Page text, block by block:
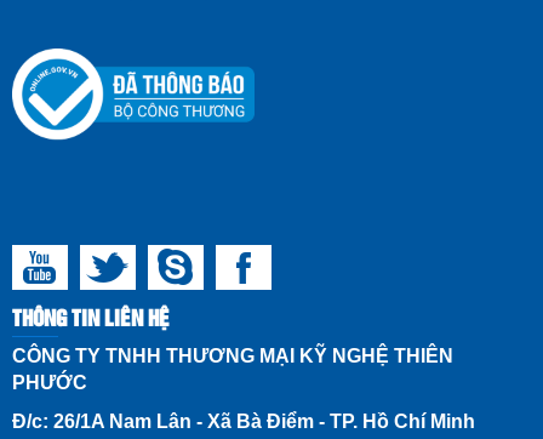
THÔNG TIN LIÊN HỆ
CÔNG TY TNHH THƯƠNG MẠI KỸ NGHỆ THIÊN
PHƯỚC
Đ/c: 26/1A Nam Lân - Xã Bà Điểm - TP. Hồ Chí Minh